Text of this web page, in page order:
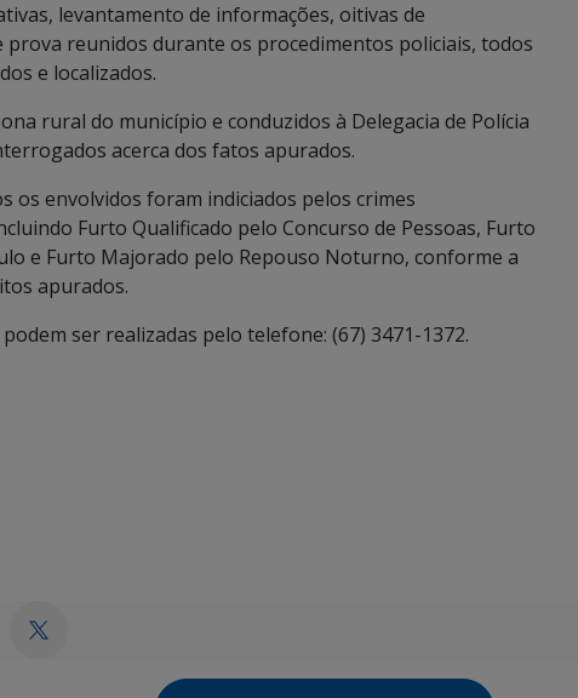
levantamento de informações, oitivas de
reunidos durante os procedimentos policiais, todos
e localizados.
rural do município e conduzidos à Delegacia de Polícia
acerca dos fatos apurados.
os envolvidos foram indiciados pelos crimes
Furto Qualificado pelo Concurso de Pessoas, Furto
e Furto Majorado pelo Repouso Noturno, conforme a
apurados.
ser realizadas pelo telefone: (67) 3471-1372.